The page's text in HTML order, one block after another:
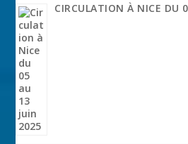
CIRCULATION À NICE DU